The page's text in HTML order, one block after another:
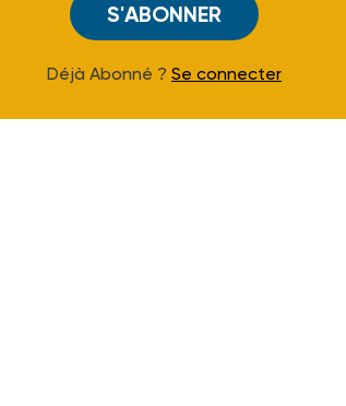
S'ABONNER
Déjà Abonné ? Se connecter